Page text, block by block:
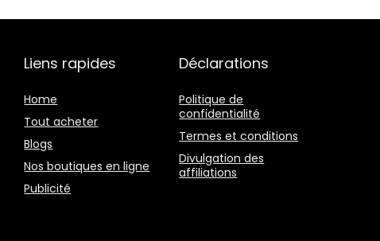
Liens rapides
Home
Tout acheter
Blogs
Nos boutiques en ligne
Publicité
Déclarations
Politique de
confidentialité
Termes et conditions
Divulgation des
affiliations